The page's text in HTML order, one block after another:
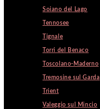
Soiano del Lago
Tennosee
Tignale
Torri del Benaco
Toscolano-Maderno
Tremosine sul Garda
Trient
Valeggio sul Mincio